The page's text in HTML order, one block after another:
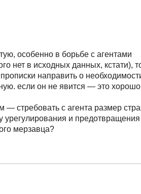
особенно в борьбе с агентами
нет в исходных данных, кстати),
направить о
если он не явится — это
— стребовать с агента размер
урегулирования и
мерзавца?